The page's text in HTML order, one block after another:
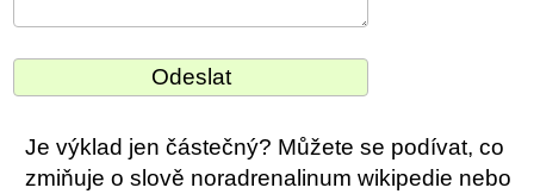
Je výklad jen částečný? Můžete se podívat, co
zmiňuje o slově noradrenalinum wikipedie nebo